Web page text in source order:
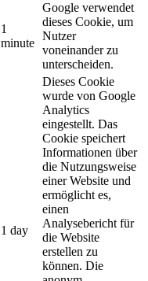
1
minute
Google verwendet
dieses Cookie, um
Nutzer
voneinander zu
unterscheiden.
1 day
Dieses Cookie
wurde von Google
Analytics
eingestellt. Das
Cookie speichert
Informationen über
die Nutzungsweise
einer Website und
ermöglicht es,
einen
Analysebericht für
die Website
erstellen zu
können. Die